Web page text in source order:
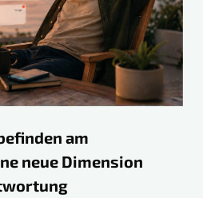
am
neue Dimension